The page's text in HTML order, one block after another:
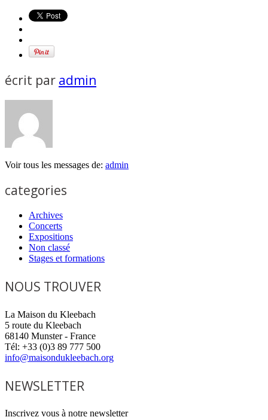
écrit par admin
Voir tous les messages de: admin
categories
Archives
Concerts
Expositions
Non classé
Stages et formations
NOUS TROUVER
La Maison du Kleebach
5 route du Kleebach
68140 Munster - France
Tél: +33 (0)3 89 777 500
info@maisondukleebach.org
NEWSLETTER
Inscrivez vous à notre newsletter